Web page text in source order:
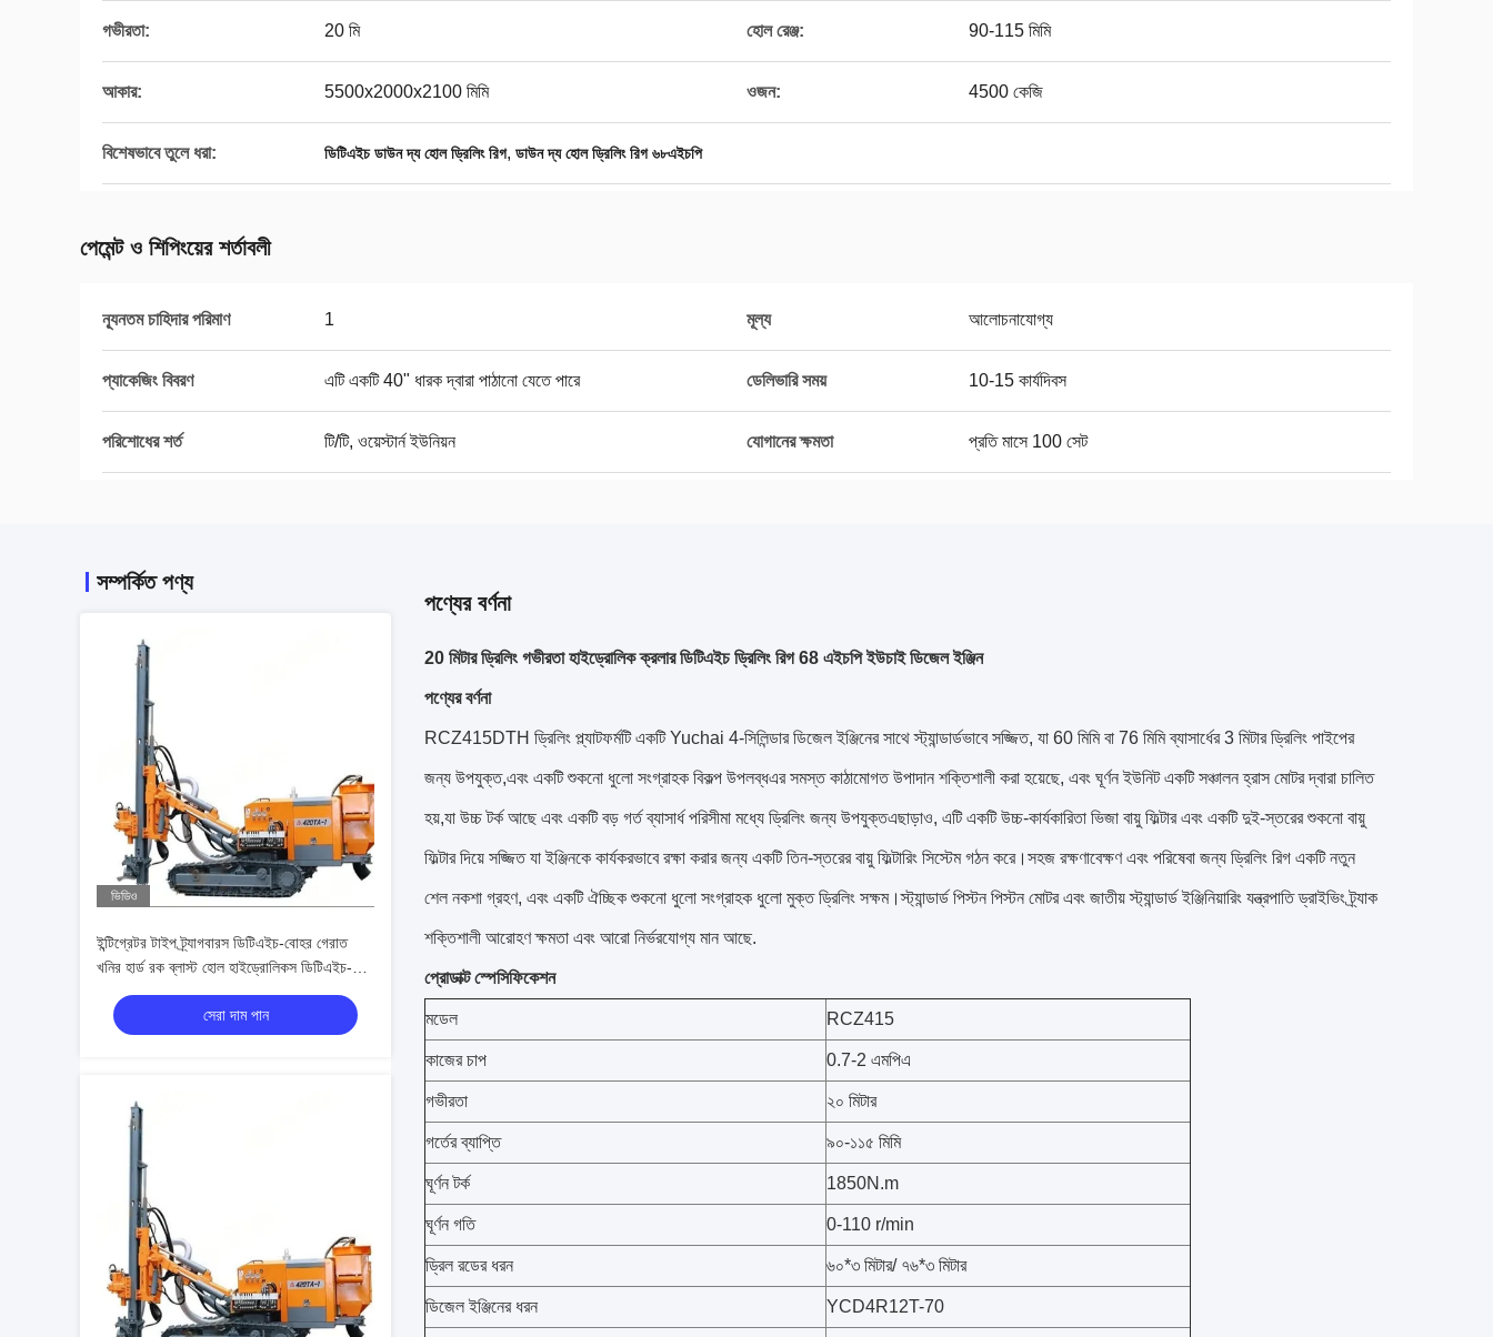
গভীরতা: 20 মি হোল রেঞ্জ: 90-115 মিমি
আকার: 5500x2000x2100 মিমি ওজন: 4500 কেজি
বিশেষভাবে তুলে ধরা: ডিটিএইচ ডাউন দ্য হোল ড্রিলিং রিগ, ডাউন দ্য হোল ড্রিলিং রিগ ৬৮এইচপি
পেমেন্ট ও শিপিংয়ের শর্তাবলী
ন্যূনতম চাহিদার পরিমাণ 1 মূল্য আলোচনাযোগ্য
প্যাকেজিং বিবরণ এটি একটি 40" ধারক দ্বারা পাঠানো যেতে পারে ডেলিভারি সময় 10-15 কার্যদিবস
পরিশোধের শর্ত টি/টি, ওয়েস্টার্ন ইউনিয়ন যোগানের ক্ষমতা প্রতি মাসে 100 সেট
সম্পর্কিত পণ্য
ভিডিও
ইন্টিগ্রেটর টাইপ ট্র্যাগবারস ডিটিএইচ-বোহর গেরাত
খনির হার্ড রক ব্লাস্ট হোল হাইড্রোলিকস ডিটিএইচ-
বোহর গেরাত
সেরা দাম পান
পণ্যের বর্ণনা
20 মিটার ড্রিলিং গভীরতা হাইড্রোলিক ক্রলার ডিটিএইচ ড্রিলিং রিগ 68 এইচপি ইউচাই ডিজেল ইঞ্জিন
পণ্যের বর্ণনা
RCZ415DTH ড্রিলিং প্ল্যাটফর্মটি একটি Yuchai 4-সিলিন্ডার ডিজেল ইঞ্জিনের সাথে স্ট্যান্ডার্ডভাবে সজ্জিত, যা 60 মিমি বা 76 মিমি ব্যাসার্ধের 3 মিটার ড্রিলিং পাইপের
জন্য উপযুক্ত,এবং একটি শুকনো ধুলো সংগ্রাহক বিকল্প উপলব্ধএর সমস্ত কাঠামোগত উপাদান শক্তিশালী করা হয়েছে, এবং ঘূর্ণন ইউনিট একটি সঞ্চালন হ্রাস মোটর দ্বারা চালিত
হয়,যা উচ্চ টর্ক আছে এবং একটি বড় গর্ত ব্যাসার্ধ পরিসীমা মধ্যে ড্রিলিং জন্য উপযুক্তএছাড়াও, এটি একটি উচ্চ-কার্যকারিতা ভিজা বায়ু ফিল্টার এবং একটি দুই-স্তরের শুকনো বায়ু
ফিল্টার দিয়ে সজ্জিত যা ইঞ্জিনকে কার্যকরভাবে রক্ষা করার জন্য একটি তিন-স্তরের বায়ু ফিল্টারিং সিস্টেম গঠন করে।সহজ রক্ষণাবেক্ষণ এবং পরিষেবা জন্য ড্রিলিং রিগ একটি নতুন
শেল নকশা গ্রহণ, এবং একটি ঐচ্ছিক শুকনো ধুলো সংগ্রাহক ধুলো মুক্ত ড্রিলিং সক্ষম।স্ট্যান্ডার্ড পিস্টন পিস্টন মোটর এবং জাতীয় স্ট্যান্ডার্ড ইঞ্জিনিয়ারিং যন্ত্রপাতি ড্রাইভিং ট্র্যাক
শক্তিশালী আরোহণ ক্ষমতা এবং আরো নির্ভরযোগ্য মান আছে.
প্রোডাক্ট স্পেসিফিকেশন
মডেল RCZ415
কাজের চাপ 0.7-2 এমপিএ
গভীরতা ২০ মিটার
গর্তের ব্যাপ্তি ৯০-১১৫ মিমি
ঘূর্ণন টর্ক 1850N.m
ঘূর্ণন গতি 0-110 r/min
ড্রিল রডের ধরন ৬০*৩ মিটার/ ৭৬*৩ মিটার
ডিজেল ইঞ্জিনের ধরন YCD4R12T-70